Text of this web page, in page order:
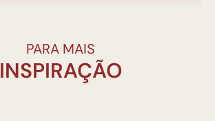
PARA MAIS
INSPIRAÇÃO